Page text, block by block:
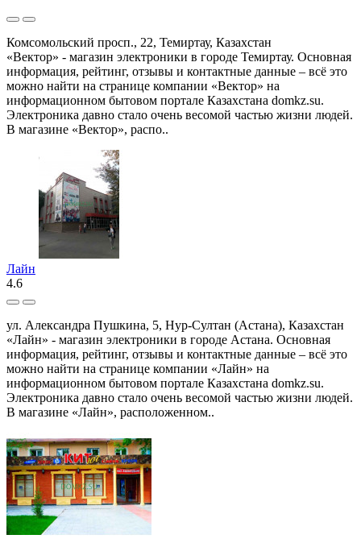
Комсомольский просп., 22, Темиртау, Казахстан
«Вектор» - магазин электроники в городе Темиртау. Основная
информация, рейтинг, отзывы и контактные данные – всё это
можно найти на странице компании «Вектор» на
информационном бытовом портале Казахстана domkz.su.
Электроника давно стало очень весомой частью жизни людей.
В магазине «Вектор», распо..
Лайн
4.6
ул. Александра Пушкина, 5, Нур-Султан (Астана), Казахстан
«Лайн» - магазин электроники в городе Астана. Основная
информация, рейтинг, отзывы и контактные данные – всё это
можно найти на странице компании «Лайн» на
информационном бытовом портале Казахстана domkz.su.
Электроника давно стало очень весомой частью жизни людей.
В магазине «Лайн», расположенном..